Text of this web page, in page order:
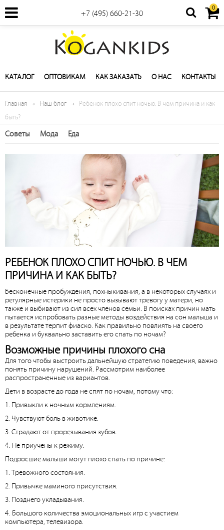
+7 (495) 660-21-30
0
КАТАЛОГ ОПТОВИКАМ КАК ЗАКАЗАТЬ О НАС КОНТАКТЫ
Главная Наш блог
Ребенок плохо спит ночью. В чем причина и как
быть?
Советы Мода Еда
РЕБЕНОК ПЛОХО СПИТ НОЧЬЮ. В ЧЕМ
ПРИЧИНА И КАК БЫТЬ?
Бесконечные пробуждения, похныкивания, а в некоторых случаях и
регулярные истерики не просто вызывают тревогу у матери, но
также и выбивают из сил всех членов семьи. В поисках причин мать
пытается испробовать разные методы воздействия на сон малыша и
в результате терпит фиаско. Как правильно повлиять на своего
ребенка и буквально заставить его спать по ночам?
Возможные причины плохого сна
Для того чтобы выстроить дальнейшую стратегию поведения, важно
понять причину нарушений. Рассмотрим наиболее
распространенные из вариантов.
Дети в возрасте до года не спят по ночам, потому что:
1. Привыкли к ночным кормлениям.
2. Чувствуют боль в животике.
3. Страдают от прорезывания зубов.
4. Не приучены к режиму.
Подросшие малыши могут плохо спать по причине:
1. Тревожного состояния.
2. Привычке маминого присутствия.
3. Позднего укладывания.
4. Большого количества эмоциональных игр с участием
компьютера, телевизора.